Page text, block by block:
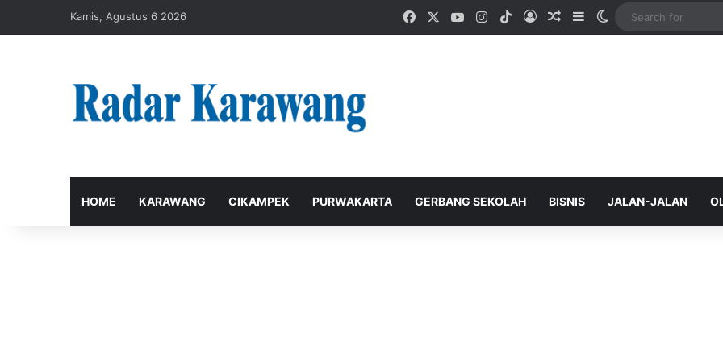
Kamis, Agustus 6 2026 FacebookYouTubeInstagram
TikTokLog InRandom Article
SidebarSwitch skin
HOME KARAWANG CIKAMPEK PURWAKARTA GERBANG SEKOLAH BISNIS JALAN-JALAN